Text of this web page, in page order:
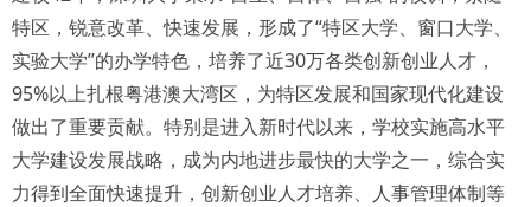
特区，锐意改革、快速发展，形成了“特区大学、窗口大学、
实验大学”的办学特色，培养了近30万各类创新创业人才，
95%以上扎根粤港澳大湾区，为特区发展和国家现代化建设
做出了重要贡献。特别是进入新时代以来，学校实施高水平
大学建设发展战略，成为内地进步最快的大学之一，综合实
力得到全面快速提升，创新创业人才培养、人事管理体制等